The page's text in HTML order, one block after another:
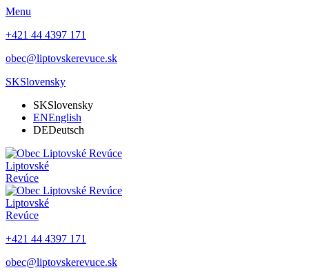
Menu
+421 44 4397 171
obec@liptovskerevuce.sk
SKSlovensky
SKSlovensky
ENEnglish
DEDeutsch
Liptovské
Revúce
Liptovské
Revúce
+421 44 4397 171
obec@liptovskerevuce.sk